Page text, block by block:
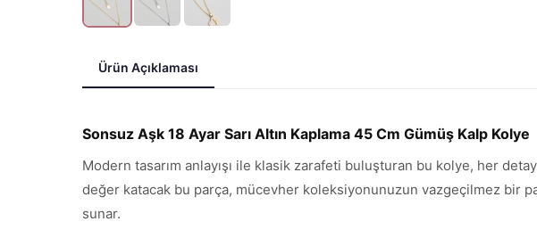
Ürün Açıklaması
Sonsuz Aşk 18 Ayar Sarı Altın Kaplama 45 Cm Gümüş Kalp Kolye
Modern tasarım anlayışı ile klasik zarafeti buluşturan bu kolye, her
değer katacak bu parça, mücevher koleksiyonunuzun vazgeçilmez bir
sunar.